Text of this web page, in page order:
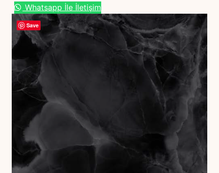
Whatsapp İle İletişim
Save